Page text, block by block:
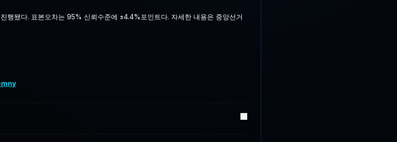
행됐다. 표본오차는 95% 신뢰수준에 ±4.4%포인트다. 자세한 내용은 중앙선거